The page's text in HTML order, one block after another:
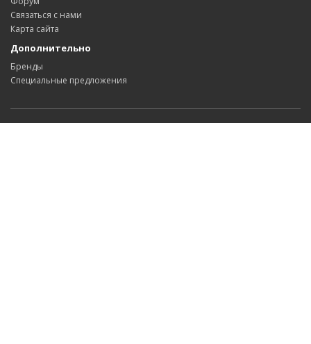
Связаться с нами
Карта сайта
Дополнительно
Бренды
Специальные предложения